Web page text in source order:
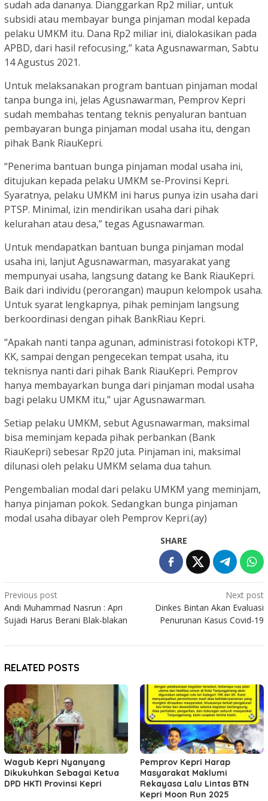
sudah ada dananya. Dianggarkan Rp2 miliar, untuk
subsidi atau membayar bunga pinjaman modal kepada
pelaku UMKM itu. Dana Rp2 miliar ini, dialokasikan pada
APBD, dari hasil refocusing,” kata Agusnawarman, Sabtu
14 Agustus 2021.
Untuk melaksanakan program bantuan pinjaman modal
tanpa bunga ini, jelas Agusnawarman, Pemprov Kepri
sudah membahas tentang teknis penyaluran bantuan
pembayaran bunga pinjaman modal usaha itu, dengan
pihak Bank RiauKepri.
“Penerima bantuan bunga pinjaman modal usaha ini,
ditujukan kepada pelaku UMKM se-Provinsi Kepri.
Syaratnya, pelaku UMKM ini harus punya izin usaha dari
PTSP. Minimal, izin mendirikan usaha dari pihak
kelurahan atau desa,” tegas Agusnawarman.
Untuk mendapatkan bantuan bunga pinjaman modal
usaha ini, lanjut Agusnawarman, masyarakat yang
mempunyai usaha, langsung datang ke Bank RiauKepri.
Baik dari individu (perorangan) maupun kelompok usaha.
Untuk syarat lengkapnya, pihak peminjam langsung
berkoordinasi dengan pihak BankRiau Kepri.
“Apakah nanti tanpa agunan, administrasi fotokopi KTP,
KK, sampai dengan pengecekan tempat usaha, itu
teknisnya nanti dari pihak Bank RiauKepri. Pemprov
hanya membayarkan bunga dari pinjaman modal usaha
bagi pelaku UMKM itu,” ujar Agusnawarman.
Setiap pelaku UMKM, sebut Agusnawarman, maksimal
bisa meminjam kepada pihak perbankan (Bank
RiauKepri) sebesar Rp20 juta. Pinjaman ini, maksimal
dilunasi oleh pelaku UMKM selama dua tahun.
Pengembalian modal dari pelaku UMKM yang meminjam,
hanya pinjaman pokok. Sedangkan bunga pinjaman
modal usaha dibayar oleh Pemprov Kepri.(ay)
SHARE
Post
navigation
Previous post
Andi Muhammad Nasrun : Apri
Sujadi Harus Berani Blak-blakan
Next post
Dinkes Bintan Akan Evaluasi
Penurunan Kasus Covid-19
RELATED POSTS
Wagub Kepri Nyanyang
Dikukuhkan Sebagai Ketua
DPD HKTI Provinsi Kepri
Pemprov Kepri Harap
Masyarakat Maklumi
Rekayasa Lalu Lintas BTN
Kepri Moon Run 2025